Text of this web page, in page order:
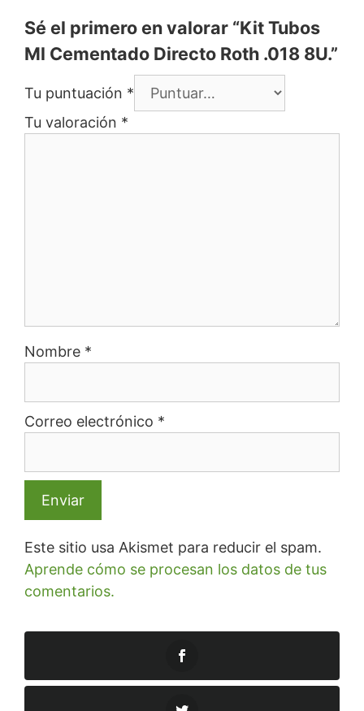
Sé el primero en valorar “Kit Tubos
Ml Cementado Directo Roth .018 8U.”
Tu puntuación *
Tu valoración *
Nombre *
Correo electrónico *
Este sitio usa Akismet para reducir el spam.
Aprende cómo se procesan los datos de tus
comentarios.